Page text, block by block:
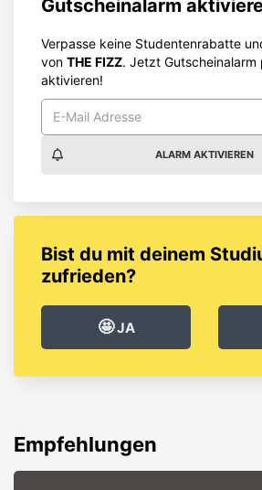
Gutscheinalarm
Verpasse keine Studentenrabatte
von THE FIZZ. Jetzt Gutscheinalarm
aktivieren!
ALARM AKTIVIEREN
Bist du mit deinem
zufrieden?
🤩JA
Empfehlungen